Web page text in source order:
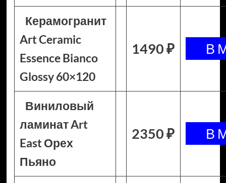
Керамогранит
Art Ceramic
Essence Bianco
Glossy 60×120
1490 ₽
Виниловый
ламинат Art
East Орех
Пьяно
2350 ₽